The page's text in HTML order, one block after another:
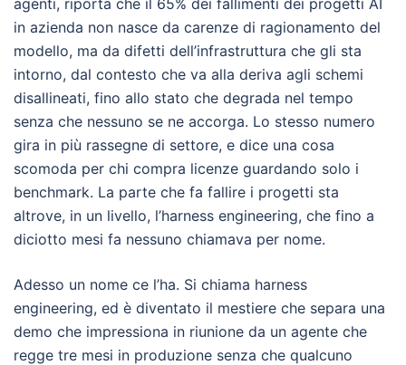
in azienda non nasce da carenze di ragionamento del
modello, ma da difetti dell’infrastruttura che gli sta
intorno, dal contesto che va alla deriva agli schemi
disallineati, fino allo stato che degrada nel tempo
senza che nessuno se ne accorga. Lo stesso numero
gira in più rassegne di settore, e dice una cosa
scomoda per chi compra licenze guardando solo i
benchmark. La parte che fa fallire i progetti sta
altrove, in un livello, l’harness engineering, che fino a
diciotto mesi fa nessuno chiamava per nome.
Adesso un nome ce l’ha. Si chiama harness
engineering, ed è diventato il mestiere che separa una
demo che impressiona in riunione da un agente che
regge tre mesi in produzione senza che qualcuno